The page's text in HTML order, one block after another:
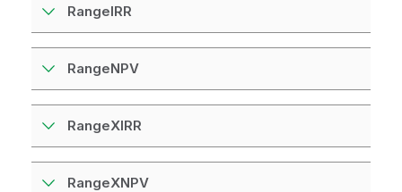
RangeIRR
RangeNPV
RangeXIRR
RangeXNPV